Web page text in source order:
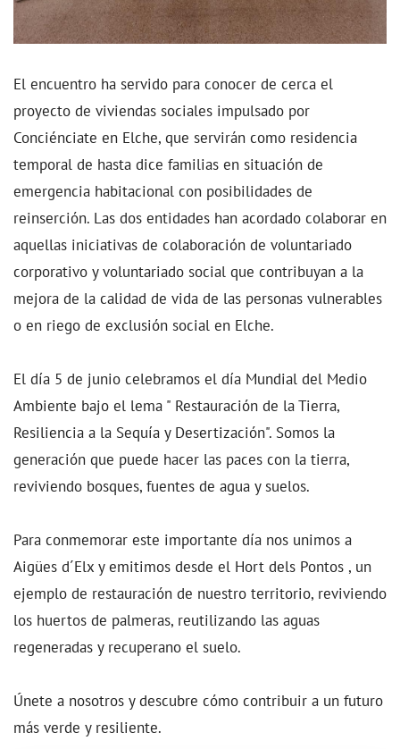
El encuentro ha servido para conocer de cerca el
proyecto de viviendas sociales impulsado por
Conciénciate en Elche, que servirán como residencia
temporal de hasta dice familias en situación de
emergencia habitacional con posibilidades de
reinserción. Las dos entidades han acordado colaborar en
aquellas iniciativas de colaboración de voluntariado
corporativo y voluntariado social que contribuyan a la
mejora de la calidad de vida de las personas vulnerables
o en riego de exclusión social en Elche.
El día 5 de junio celebramos el día Mundial del Medio
Ambiente bajo el lema " Restauración de la Tierra,
Resiliencia a la Sequía y Desertización". Somos la
generación que puede hacer las paces con la tierra,
reviviendo bosques, fuentes de agua y suelos.
Para conmemorar este importante día nos unimos a
Aigües d´Elx y emitimos desde el Hort dels Pontos , un
ejemplo de restauración de nuestro territorio, reviviendo
los huertos de palmeras, reutilizando las aguas
regeneradas y recuperano el suelo.
Únete a nosotros y descubre cómo contribuir a un futuro
más verde y resiliente.